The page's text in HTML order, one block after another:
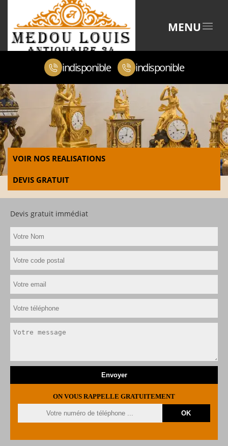
MENU
indisponible indisponible
VOIR NOS REALISATIONS
DEVIS GRATUIT
Devis gratuit immédiat
ON VOUS RAPPELLE GRATUITEMENT